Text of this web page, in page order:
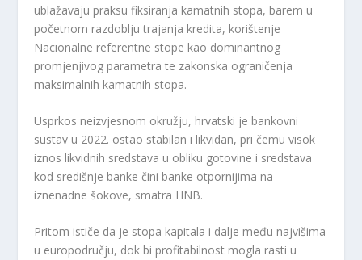
ublažavaju praksu fiksiranja kamatnih stopa, barem u
početnom razdoblju trajanja kredita, korištenje
Nacionalne referentne stope kao dominantnog
promjenjivog parametra te zakonska ograničenja
maksimalnih kamatnih stopa.
Usprkos neizvjesnom okružju, hrvatski je bankovni
sustav u 2022. ostao stabilan i likvidan, pri čemu visok
iznos likvidnih sredstava u obliku gotovine i sredstava
kod središnje banke čini banke otpornijima na
iznenadne šokove, smatra HNB.
Pritom ističe da je stopa kapitala i dalje među najvišima
u europodručju, dok bi profitabilnost mogla rasti u